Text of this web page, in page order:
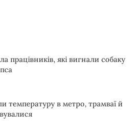
працівників, які вигнали собаку
температуру в метро, трамваї й